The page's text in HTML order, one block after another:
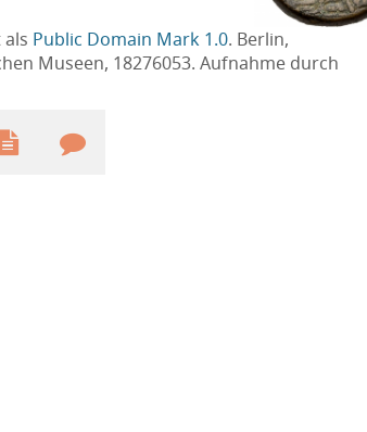
Public Domain Mark 1.0. Berlin,
Museen, 18276053. Aufnahme durch